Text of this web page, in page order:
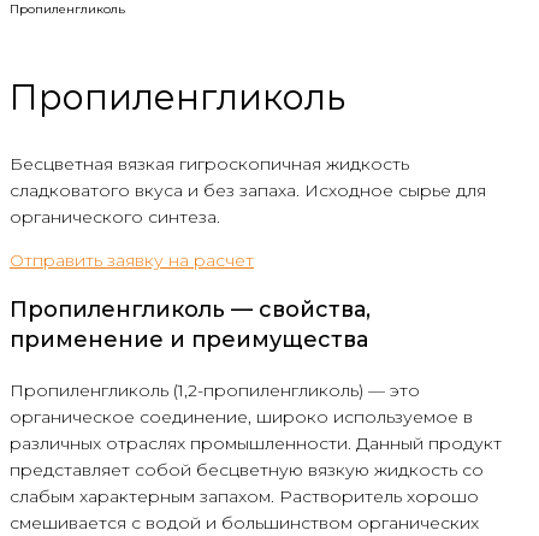
Пропиленгликоль
Пропиленгликоль
Бесцветная вязкая гигроскопичная жидкость
сладковатого вкуса и без запаха. Исходное сырье для
органического синтеза.
Отправить заявку на расчет
Пропиленгликоль — свойства,
применение и преимущества
Пропиленгликоль (1,2-пропиленгликоль) — это
органическое соединение, широко используемое в
различных отраслях промышленности. Данный продукт
представляет собой бесцветную вязкую жидкость со
слабым характерным запахом. Растворитель хорошо
смешивается с водой и большинством органических